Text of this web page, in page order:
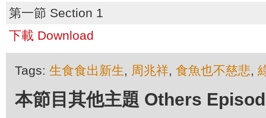
第一節 Section 1
下載 Download
Tags: 生食食出新生, 周兆祥, 食魚也不慈悲,
本節目其他主題 Others